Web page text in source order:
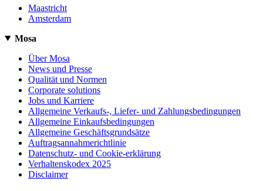
Maastricht
Amsterdam
Mosa
Über Mosa
News und Presse
Qualität und Normen
Corporate solutions
Jobs und Karriere
Allgemeine Verkaufs-, Liefer- und Zahlungsbedingungen
Allgemeine Einkaufsbedingungen
Allgemeine Geschäftsgrundsätze
Auftragsannahmerichtlinie
Datenschutz- und Cookie-erklärung
Verhaltenskodex 2025
Disclaimer